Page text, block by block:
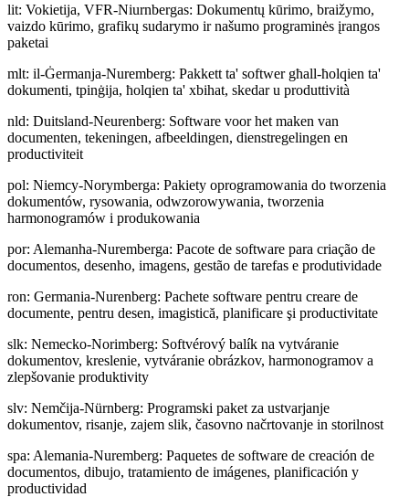
lit: Vokietija, VFR-Niurnbergas: Dokumentų kūrimo, braižymo,
vaizdo kūrimo, grafikų sudarymo ir našumo programinės įrangos
paketai
mlt: il-Ġermanja-Nuremberg: Pakkett ta' softwer għall-ħolqien ta'
dokumenti, tpinġija, ħolqien ta' xbihat, skedar u produttività
nld: Duitsland-Neurenberg: Software voor het maken van
documenten, tekeningen, afbeeldingen, dienstregelingen en
productiviteit
pol: Niemcy-Norymberga: Pakiety oprogramowania do tworzenia
dokumentów, rysowania, odwzorowywania, tworzenia
harmonogramów i produkowania
por: Alemanha-Nuremberga: Pacote de software para criação de
documentos, desenho, imagens, gestão de tarefas e produtividade
ron: Germania-Nurenberg: Pachete software pentru creare de
documente, pentru desen, imagistică, planificare şi productivitate
slk: Nemecko-Norimberg: Softvérový balík na vytváranie
dokumentov, kreslenie, vytváranie obrázkov, harmonogramov a
zlepšovanie produktivity
slv: Nemčija-Nürnberg: Programski paket za ustvarjanje
dokumentov, risanje, zajem slik, časovno načrtovanje in storilnost
spa: Alemania-Nuremberg: Paquetes de software de creación de
documentos, dibujo, tratamiento de imágenes, planificación y
productividad